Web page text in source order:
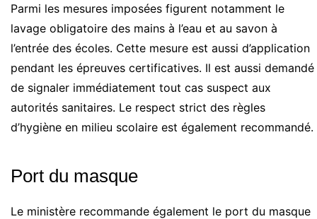
Parmi les mesures imposées figurent notamment le
lavage obligatoire des mains à l’eau et au savon à
l’entrée des écoles. Cette mesure est aussi d’application
pendant les épreuves certificatives. Il est aussi demandé
de signaler immédiatement tout cas suspect aux
autorités sanitaires. Le respect strict des règles
d’hygiène en milieu scolaire est également recommandé.
Port du masque
Le ministère recommande également le port du masque